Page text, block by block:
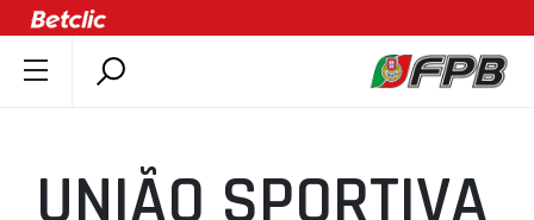
DOCUMENTOS
ÚLTIMAS